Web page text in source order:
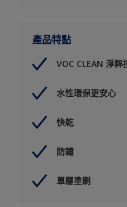
產品特點
VOC CLEAN 淨粹
水性環保更安心
快乾
防鏽
單層塗刷